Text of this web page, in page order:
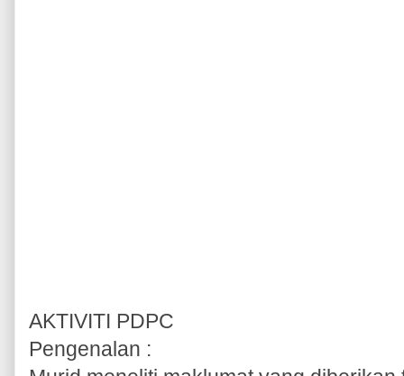
AKTIVITI PDPC
Pengenalan :